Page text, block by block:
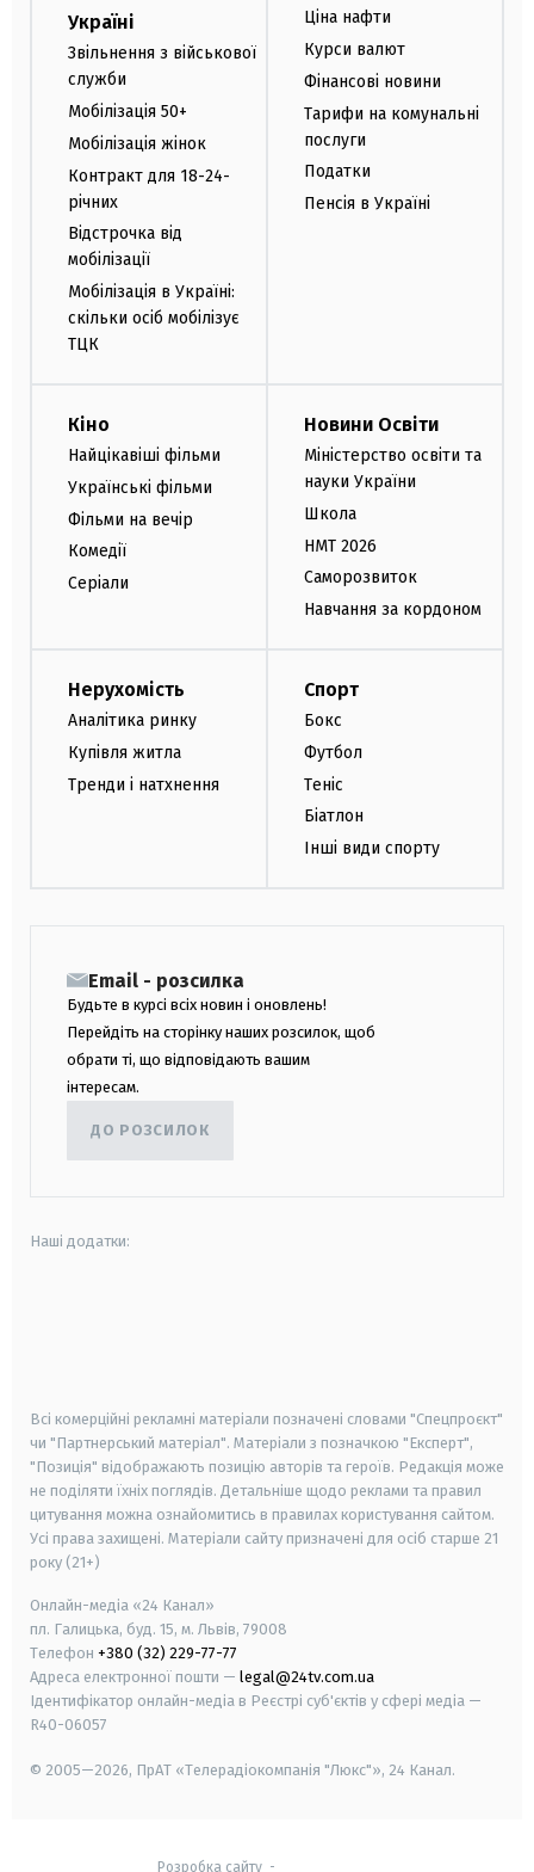
Україні
Звільнення з військової
служби
Мобілізація 50+
Мобілізація жінок
Контракт для 18-24-
річних
Відстрочка від
мобілізації
Мобілізація в Україні:
скільки осіб мобілізує
ТЦК
Ціна нафти
Курси валют
Фінансові новини
Тарифи на комунальні
послуги
Податки
Пенсія в Україні
Кіно
Найцікавіші фільми
Українські фільми
Фільми на вечір
Комедії
Серіали
Новини Освіти
Міністерство освіти та
науки України
Школа
НМТ 2026
Саморозвиток
Навчання за кордоном
Нерухомість
Аналітика ринку
Купівля житла
Тренди і натхнення
Спорт
Бокс
Футбол
Теніс
Біатлон
Інші види спорту
Email - розсилка
Будьте в курсі всіх новин і оновлень!
Перейдіть на сторінку наших розсилок, щоб
обрати ті, що відповідають вашим
інтересам.
ДО РОЗСИЛОК
Наші додатки:
Всі комерційні рекламні матеріали позначені словами "Спецпроєкт"
чи "Партнерський матеріал". Матеріали з позначкою "Експерт",
"Позиція" відображають позицію авторів та героїв. Редакція може
не поділяти їхніх поглядів. Детальніше щодо реклами та правил
цитування можна ознайомитись в правилах користування сайтом.
Усі права захищені. Матеріали сайту призначені для осіб старше 21
року (21+)
Онлайн-медіа «24 Канал»
пл. Галицька, буд. 15, м. Львів, 79008
Телефон +380 (32) 229-77-77
Адреса електронної пошти — legal@24tv.com.ua
Ідентифікатор онлайн-медіа в Реєстрі суб'єктів у сфері медіа —
R40-06057
© 2005—2026, ПрАТ «Телерадіокомпанія "Люкс"», 24 Канал.
Розробка сайту-